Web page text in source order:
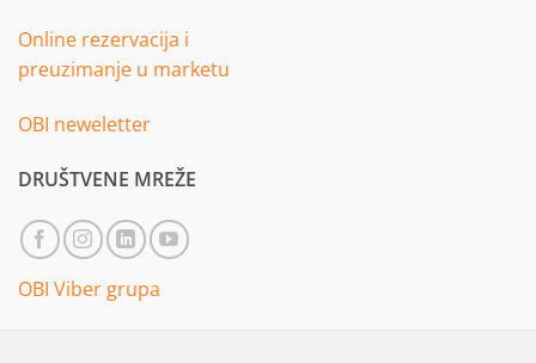
Online rezervacija i
preuzimanje u marketu
OBI neweletter
DRUŠTVENE MREŽE
OBI Viber grupa